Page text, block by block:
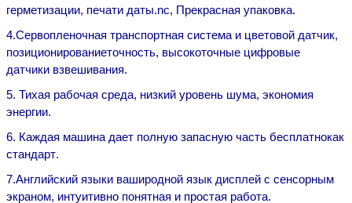
герметизации, печати даты.nc, Прекрасная упаковка.
4.Сервопленочная транспортная система и цветовой датчик,
позиционированиеточность, высокоточные цифровые
датчики взвешивания.
5. Тихая рабочая среда, низкий уровень шума, экономия
энергии.
6. Каждая машина дает полную запасную часть бесплатнокак
стандарт.
7.Английский языки ваширодной язык дисплей с сенсорным
экраном, интуитивно понятная и простая работа.